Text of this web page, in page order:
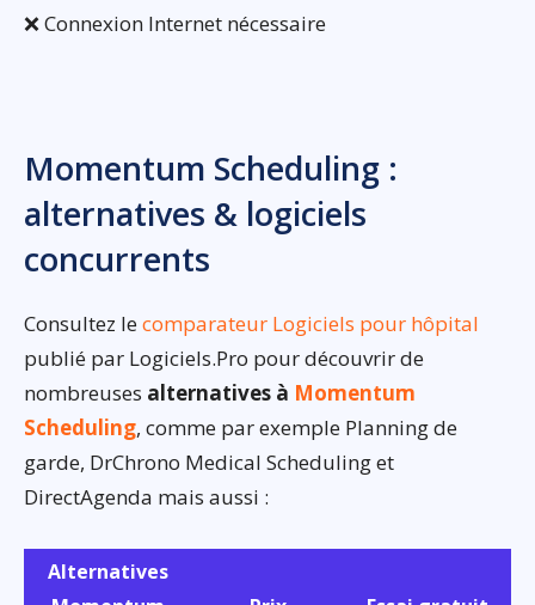
❌ Connexion Internet nécessaire
Momentum Scheduling :
alternatives & logiciels
concurrents
Consultez lecomparateur Logiciels pour hôpital
publié par Logiciels.Pro pour découvrir de
nombreuses alternatives à Momentum
Scheduling, comme par exemple Planning de
garde, DrChrono Medical Scheduling et
DirectAgenda mais aussi :
Alternatives